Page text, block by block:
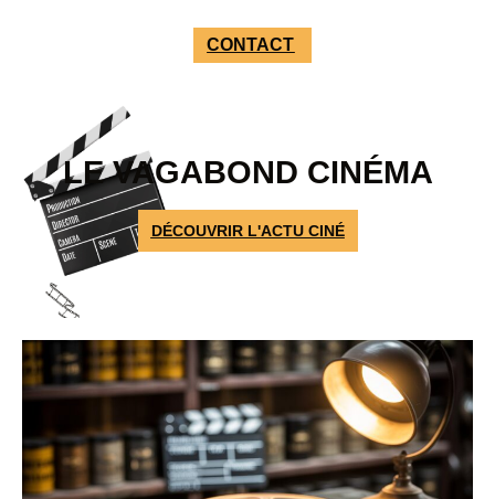
CONTACT
LE VAGABOND CINÉMA
DÉCOUVRIR L'ACTU CINÉ